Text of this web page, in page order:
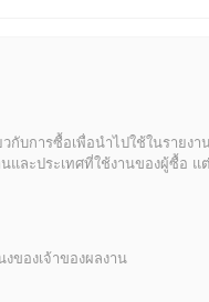
วกับการซื้อเพื่อนำไปใช้ในรายง
และประเทศที่ใช้งานของผู้ซื้อ
ของเจ้าของผลงาน